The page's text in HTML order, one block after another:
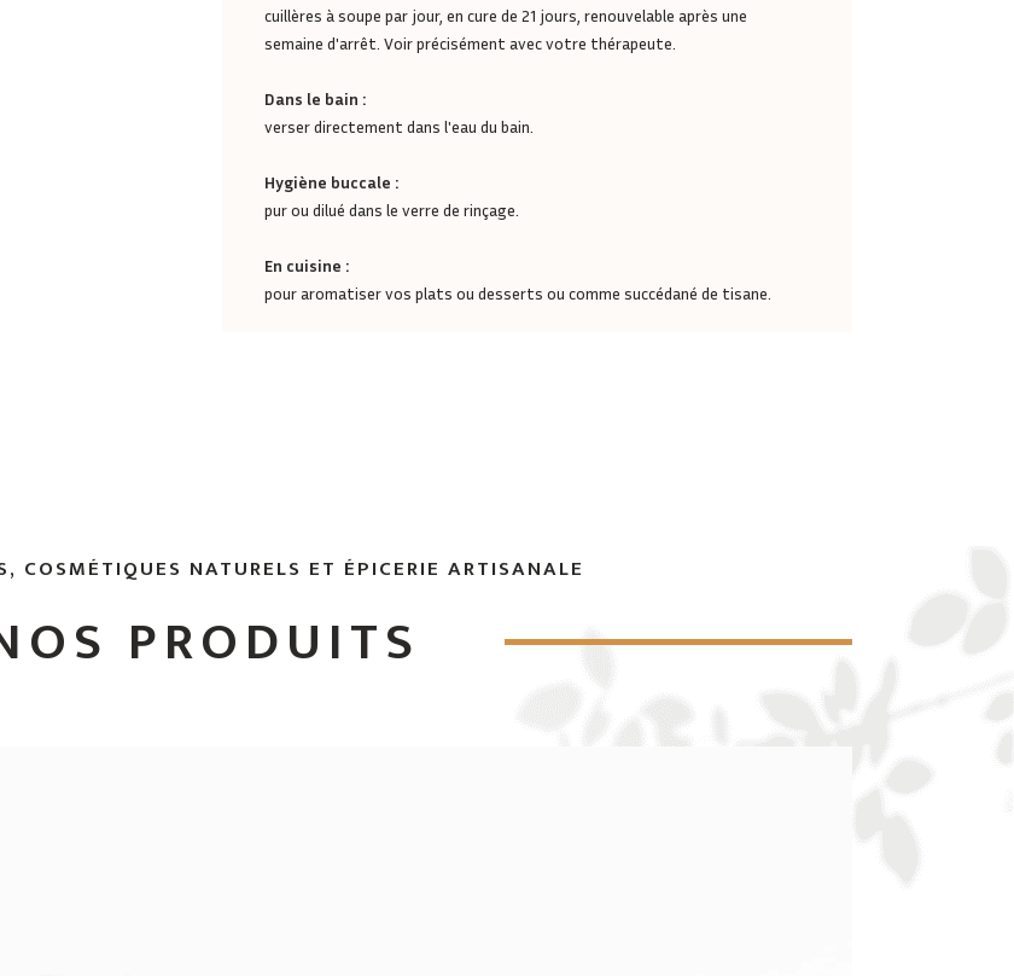
cuillères à soupe par jour, en cure de 21 jours, renouvelable après une
semaine d'arrêt. Voir précisément avec votre thérapeute.
Dans le bain :
verser directement dans l'eau du bain.
Hygiène buccale :
pur ou dilué dans le verre de rinçage.
En cuisine :
pour aromatiser vos plats ou desserts ou comme succédané de tisane.
COSMÉTIQUES NATURELS ET ÉPICERIE ARTISANALE
PRODUITS